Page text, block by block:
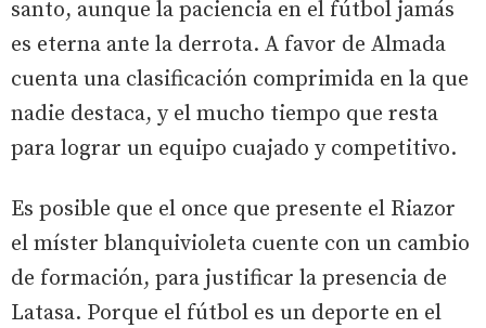
santo, aunque la paciencia en el fútbol jamás
es eterna ante la derrota. A favor de Almada
cuenta una clasificación comprimida en la que
nadie destaca, y el mucho tiempo que resta
para lograr un equipo cuajado y competitivo.
Es posible que el once que presente el Riazor
el míster blanquivioleta cuente con un cambio
de formación, para justificar la presencia de
Latasa. Porque el fútbol es un deporte en el